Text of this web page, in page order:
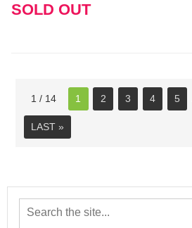
ー
SOLD OUT
1 / 14 1 2 3 4 5
LAST »